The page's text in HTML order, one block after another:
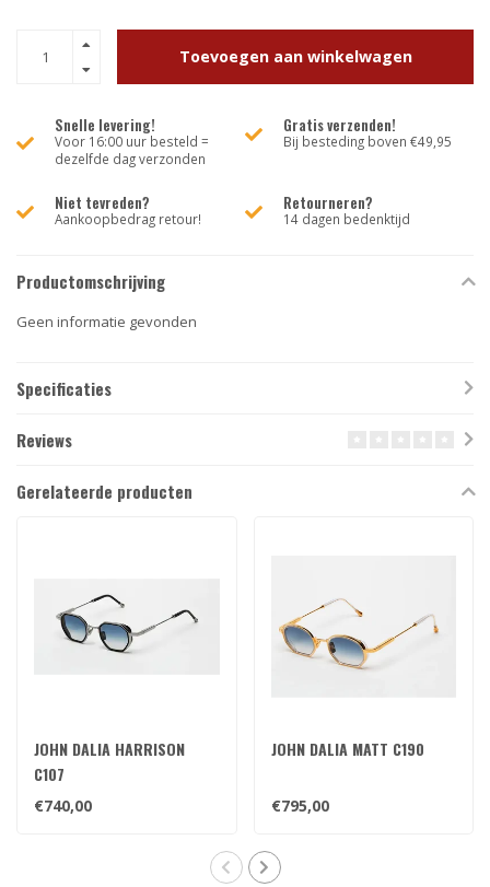
Toevoegen aan winkelwagen
Snelle levering!
Voor 16:00 uur besteld =
dezelfde dag verzonden
Gratis verzenden!
Bij besteding boven €49,95
Niet tevreden?
Aankoopbedrag retour!
Retourneren?
14 dagen bedenktijd
Productomschrijving
Geen informatie gevonden
Specificaties
Reviews
Gerelateerde producten
JOHN DALIA HARRISON
C107
€740,00
JOHN DALIA MATT C190
€795,00